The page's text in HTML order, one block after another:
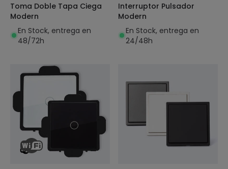
Toma Doble Tapa Ciega
Modern
En Stock, entrega en
48/72h
Interruptor Pulsador
Modern
En Stock, entrega en
24/48h